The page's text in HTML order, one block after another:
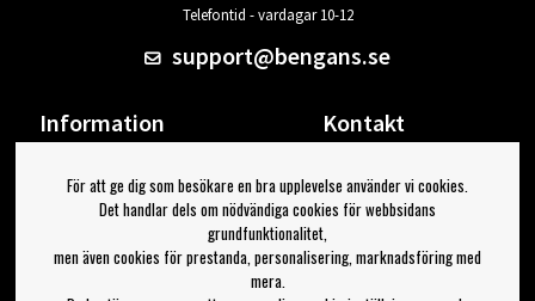
Telefontid - vardagar 10-12
support@bengans.se
Information
Om Bengans
FAQ / Köp- & Leveransvillkor
Kontakt
Din sida
Logga ut
Jag vill ha tips från Bengans
För att ge dig som besökare en bra upplevelse använder vi cookies.
Det handlar dels om nödvändiga cookies för webbsidans
grundfunktionalitet,
men även cookies för prestanda, personalisering, marknadsföring med
mera.